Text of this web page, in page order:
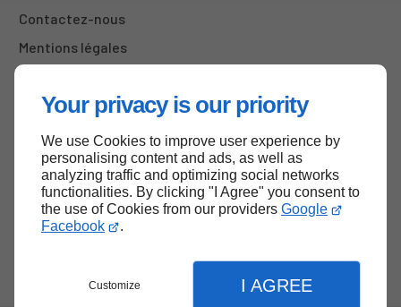
Your privacy is our priority
We use Cookies to improve user experience by
personalising content and ads, as well as
analyzing traffic and optimizing social networks
functionalities. By clicking "I Agree" you consent to
the use of Cookies from our providers Google
Facebook
.
Customize I AGREE
Contactez-nous
Mentions légales
Haut de page